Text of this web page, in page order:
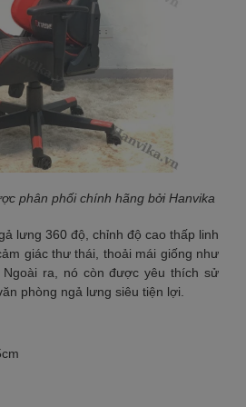
phân phối chính hãng bởi Hanvika
lưng 360 độ, chỉnh độ cao thấp linh
giác thư thái, thoải mái giống như
ra, nó còn được yêu thích sử
phòng ngả lưng siêu tiện lợi.